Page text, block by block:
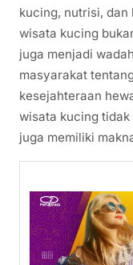
kucing, nutrisi, dan
wisata kucing
juga menjadi
masyarakat
kesejahteraan
wisata kucing
juga memiliki